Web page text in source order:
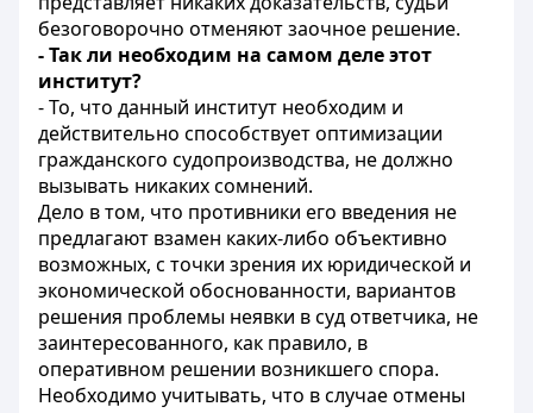
безоговорочно отменяют заочное решение.
- Так ли необходим на самом деле этот
институт?
- То, что данный институт необходим и
действительно способствует оптимизации
гражданского судопроизводства, не должно
вызывать никаких сомнений.
Дело в том, что противники его введения не
предлагают взамен каких-либо объективно
возможных, с точки зрения их юридической и
экономической обоснованности, вариантов
решения проблемы неявки в суд ответчика, не
заинтересованного, как правило, в
оперативном решении возникшего спора.
Необходимо учитывать, что в случае отмены